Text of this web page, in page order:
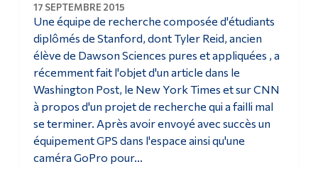
17 SEPTEMBRE 2015
Une équipe de recherche composée d'étudiants
diplômés de Stanford, dont Tyler Reid, ancien
élève de Dawson Sciences pures et appliquées , a
récemment fait l'objet d'un article dans le
Washington Post, le New York Times et sur CNN
à propos d'un projet de recherche qui a failli mal
se terminer. Après avoir envoyé avec succès un
équipement GPS dans l'espace ainsi qu'une
caméra GoPro pour...